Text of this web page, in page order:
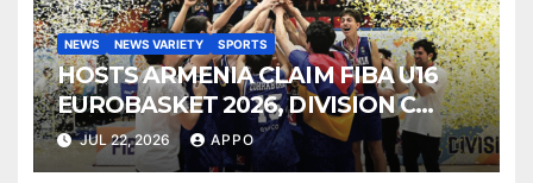
NEWS NEWS VARIETY SPORTS
HOSTS ARMENIA CLAIM FIBA U16
EUROBASKET 2026, DIVISION C
TITLE
JUL 22, 2026 APPO